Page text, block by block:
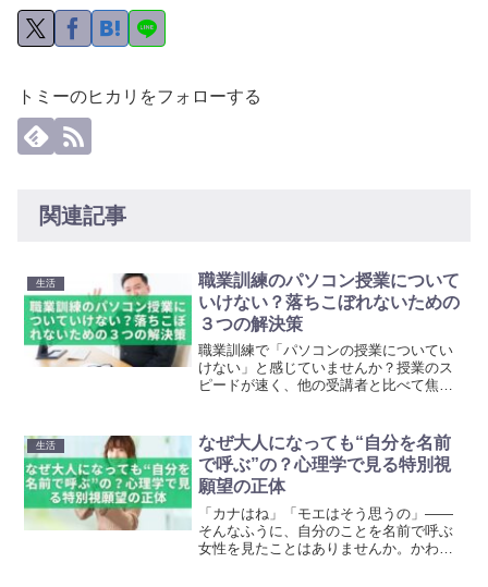
トミーのヒカリをフォローする
関連記事
生活
職業訓練のパソコン授業について
いけない？落ちこぼれないための
３つの解決策
職業訓練で「パソコンの授業についてい
けない」と感じていませんか？授業のス
ピードが速く、他の受講者と比べて焦っ
けではありません。この記事では、「職
業訓練 パソコン ついて...
生活
なぜ大人になっても“自分を名前
で呼ぶ”の？心理学で見る特別視
願望の正体
「カナはね」「モエはそう思うの」――
そんなふうに、自分のことを名前で呼ぶ
女性を見たことはありませんか。かわい